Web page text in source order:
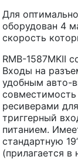
Для
оборудован 4
скорость
RMB-1587MKII
Входы на
удобным авто-
ресиверами
триггерный
питанием.
стандартную
(прилагается в